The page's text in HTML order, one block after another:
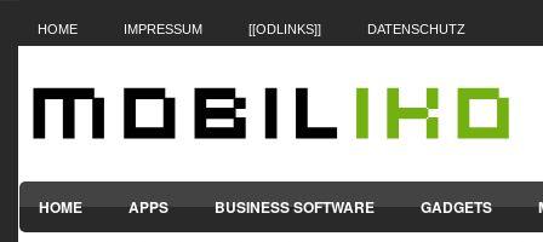
HOME IMPRESSUM [[ODLINKS]] DATENSCHUTZ
HOME APPS BUSINESS SOFTWARE GADGETS